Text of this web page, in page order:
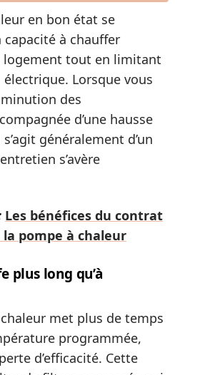
en bon état se
capacité à chauffer
logement tout en limitant
Lorsque vous
des
d’une hausse
généralement d’un
s’avère
Les bénéfices du contrat
pompe à chaleur
plus long qu’à
met plus de temps
programmée,
d’efficacité. Cette